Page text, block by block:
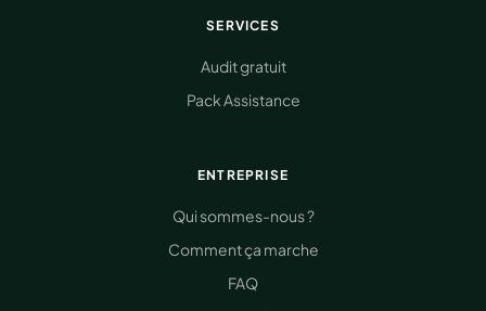
SERVICES
Audit gratuit
Pack Assistance
ENTREPRISE
Qui sommes-nous ?
Comment ça marche
FAQ